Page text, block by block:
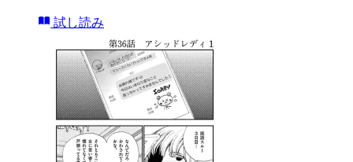
試し読み